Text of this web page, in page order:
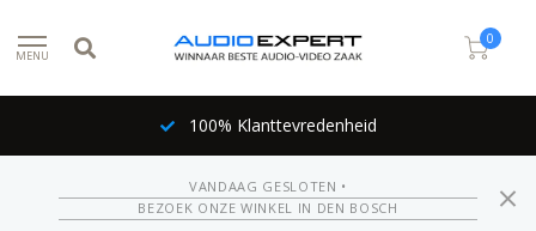
MENU
0
100% Klanttevredenheid
VANDAAG GESLOTEN •
BEZOEK ONZE WINKEL IN DEN BOSCH